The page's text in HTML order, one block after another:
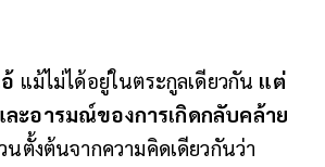
แม้ไม่ได้อยู่ในตระกูลเดียวกัน แต่
ะอารมณ์ของการเกิดกลับคล้าย
นตั้งต้นจากความคิดเดียวกันว่า